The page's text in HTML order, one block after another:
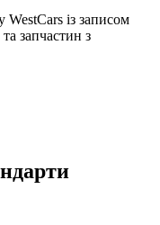
із записом
запчастин з